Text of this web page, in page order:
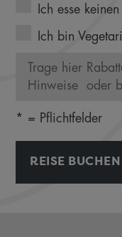
Ich esse
Ich bin
* = Pflichtfelder
REISE BUCHEN